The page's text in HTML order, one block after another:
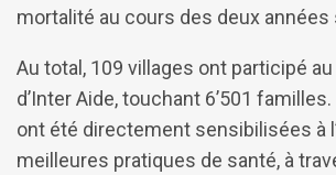
mortalité au cours des deux années
Au total, 109 villages ont participé
d’Inter Aide, touchant 6’501
ont été directement sensibilisées à
meilleures pratiques de santé, à